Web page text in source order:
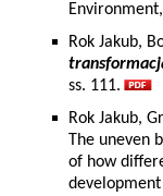
Rok Jakub,
ss. 111.
Rok Jakub,
The uneven
of how